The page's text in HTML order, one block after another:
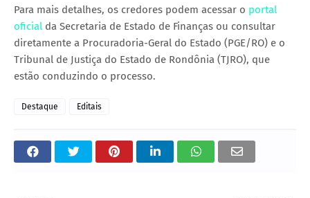
Para mais detalhes, os credores podem acessar o portal
oficial da Secretaria de Estado de Finanças ou consultar
diretamente a Procuradoria-Geral do Estado (PGE/RO) e o
Tribunal de Justiça do Estado de Rondônia (TJRO), que
estão conduzindo o processo.
Destaque Editais